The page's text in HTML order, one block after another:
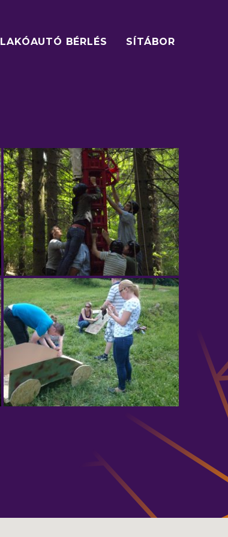
LAKÓAUTÓ BÉRLÉS SÍTÁBOR